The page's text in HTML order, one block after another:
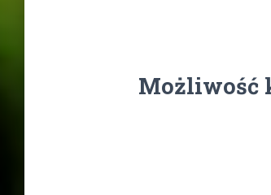
Możliwość